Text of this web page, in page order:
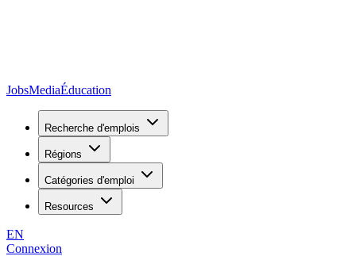
JobsMediaÉducation
Recherche d'emplois
Régions
Catégories d'emploi
Resources
EN
Connexion